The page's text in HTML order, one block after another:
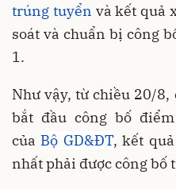
trúng tuyển và kết quả
soát và chuẩn bị công
1.
Như vậy, từ chiều 20/8,
bắt đầu công bố
của Bộ GD&ĐT, kết
nhất phải được công bố